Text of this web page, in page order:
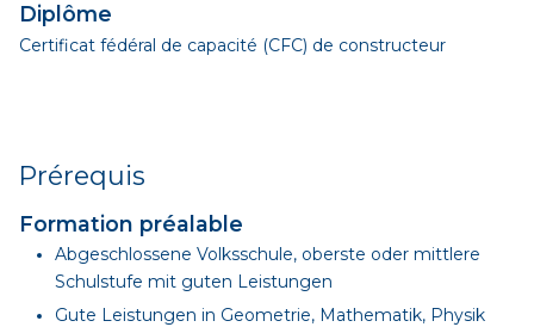
Diplôme
Certificat fédéral de capacité (CFC) de constructeur
Prérequis
Formation préalable
Abgeschlossene Volksschule, oberste oder mittlere
Schulstufe mit guten Leistungen
Gute Leistungen in Geometrie, Mathematik, Physik